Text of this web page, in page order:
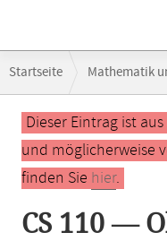
Navigation
Startseite Mathematik
Hauptinhalt
Dieser Eintrag ist
und möglicherweise
finden Sie hier.
CS 110 —